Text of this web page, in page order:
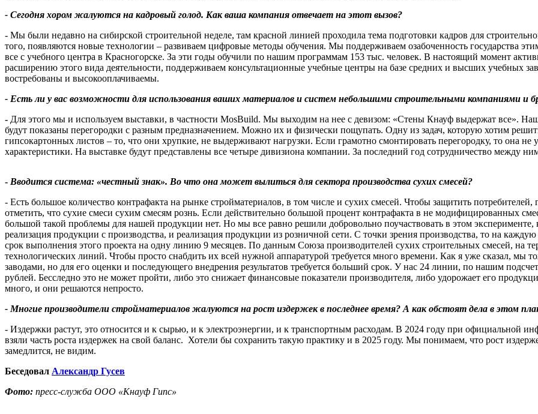
- Сегодня хором жалуются на кадровый голод. Как ваша компания отвечает на этот вызов?
- Мы были недавно на сибирской строительной неделе, там красной линией проходила тема подготовки кадров для
того, появляются новые технологии – развиваем цифровые методы обучения. Мы поддерживаем озабоченность государства
все с учебного центра в Красногорске. За эти годы обучили по нашим программам 153 тыс. человек. В настоящий момент
расширению этого вида деятельности, поддерживаем консультационные учебные центры на базе средних и высших учебных
востребованы и высокооплачиваемы.
- Есть ли у вас возможности для использования ваших материалов и систем небольшими строительными компаниями и
- Для этого мы и используем выставки, в частности MosBuild. Мы выходим на нее с девизом: «Стены Кнауф выдержат все».
будут показаны перегородки с разным предназначением. Можно их и физически пощупать. Одну из задач, которую хотим
гипсокартонных листов – то, что они хрупкие, не выдерживают нагрузки. Если грамотно смонтировать перегородку, то она
характеристики. На выставке будут представлены все четыре дивизиона компании. За последний год сотрудничество между
- Вводится система: «честный знак». Во что она может вылиться для сектора производства сухих смесей?
- Есть большое количество контрафакта на рынке стройматериалов, в том числе и сухих смесей. Чтобы защитить
отметить, что сухие смеси сухим смесям рознь. Если действительно большой процент контрафакта в не модифицированных
большой такой проблемы для нашей продукции нет. Но мы все равно решили добровольно поучаствовать в этом
реализация продукции с производства, и реализация продукции из розничной сети. С точки зрения производства, то на
срок выполнения этого проекта на одну линию 9 месяцев. По данным Союза производителей сухих строительных смесей, на
технологических линий. Чтобы просто снабдить их всей нужной аппаратурой требуется много времени. Как я уже сказал, мы
заводами, но для его оценки и последующего внедрения результатов требуется больший срок. У нас 24 линии, по нашим
рублей. Бесследно это не может пройти, либо это снижает финансовые показатели производителя, либо удорожает его
много, и они решаются непросто.
- Многие производители стройматериалов жалуются на рост издержек в последнее время? А как обстоят дела в этом
- Издержки растут, это относится и к сырью, и к электроэнергии, и к транспортным расходам. В 2024 году при официальной
взяли часть роста издержек на свой баланс. Хотели бы сохранить такую практику и в 2025 году. Мы понимаем, что рост
замедлится, не видим.
Беседовал Александр Гусев
Фото: пресс-служба ООО «Кнауф Гипс»